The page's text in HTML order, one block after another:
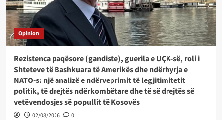
Opinion
Rezistenca paqësore (gandiste), guerila e UÇK-së, roli i
Shteteve të Bashkuara të Amerikës dhe ndërhyrja e
NATO-s: një analizë e ndërveprimit të legjitimitetit
politik, të drejtës ndërkombëtare dhe të së drejtës së
vetëvendosjes së popullit të Kosovës
02/08/2026 0